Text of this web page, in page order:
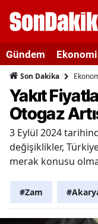
Gündem Ekonomi
Son Dakika
Yakıt
Otogaz
3 Eylül 2024
değişiklikler,
merak konusu
#Zam